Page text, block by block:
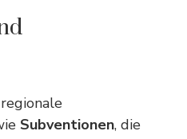
Subventionen, die